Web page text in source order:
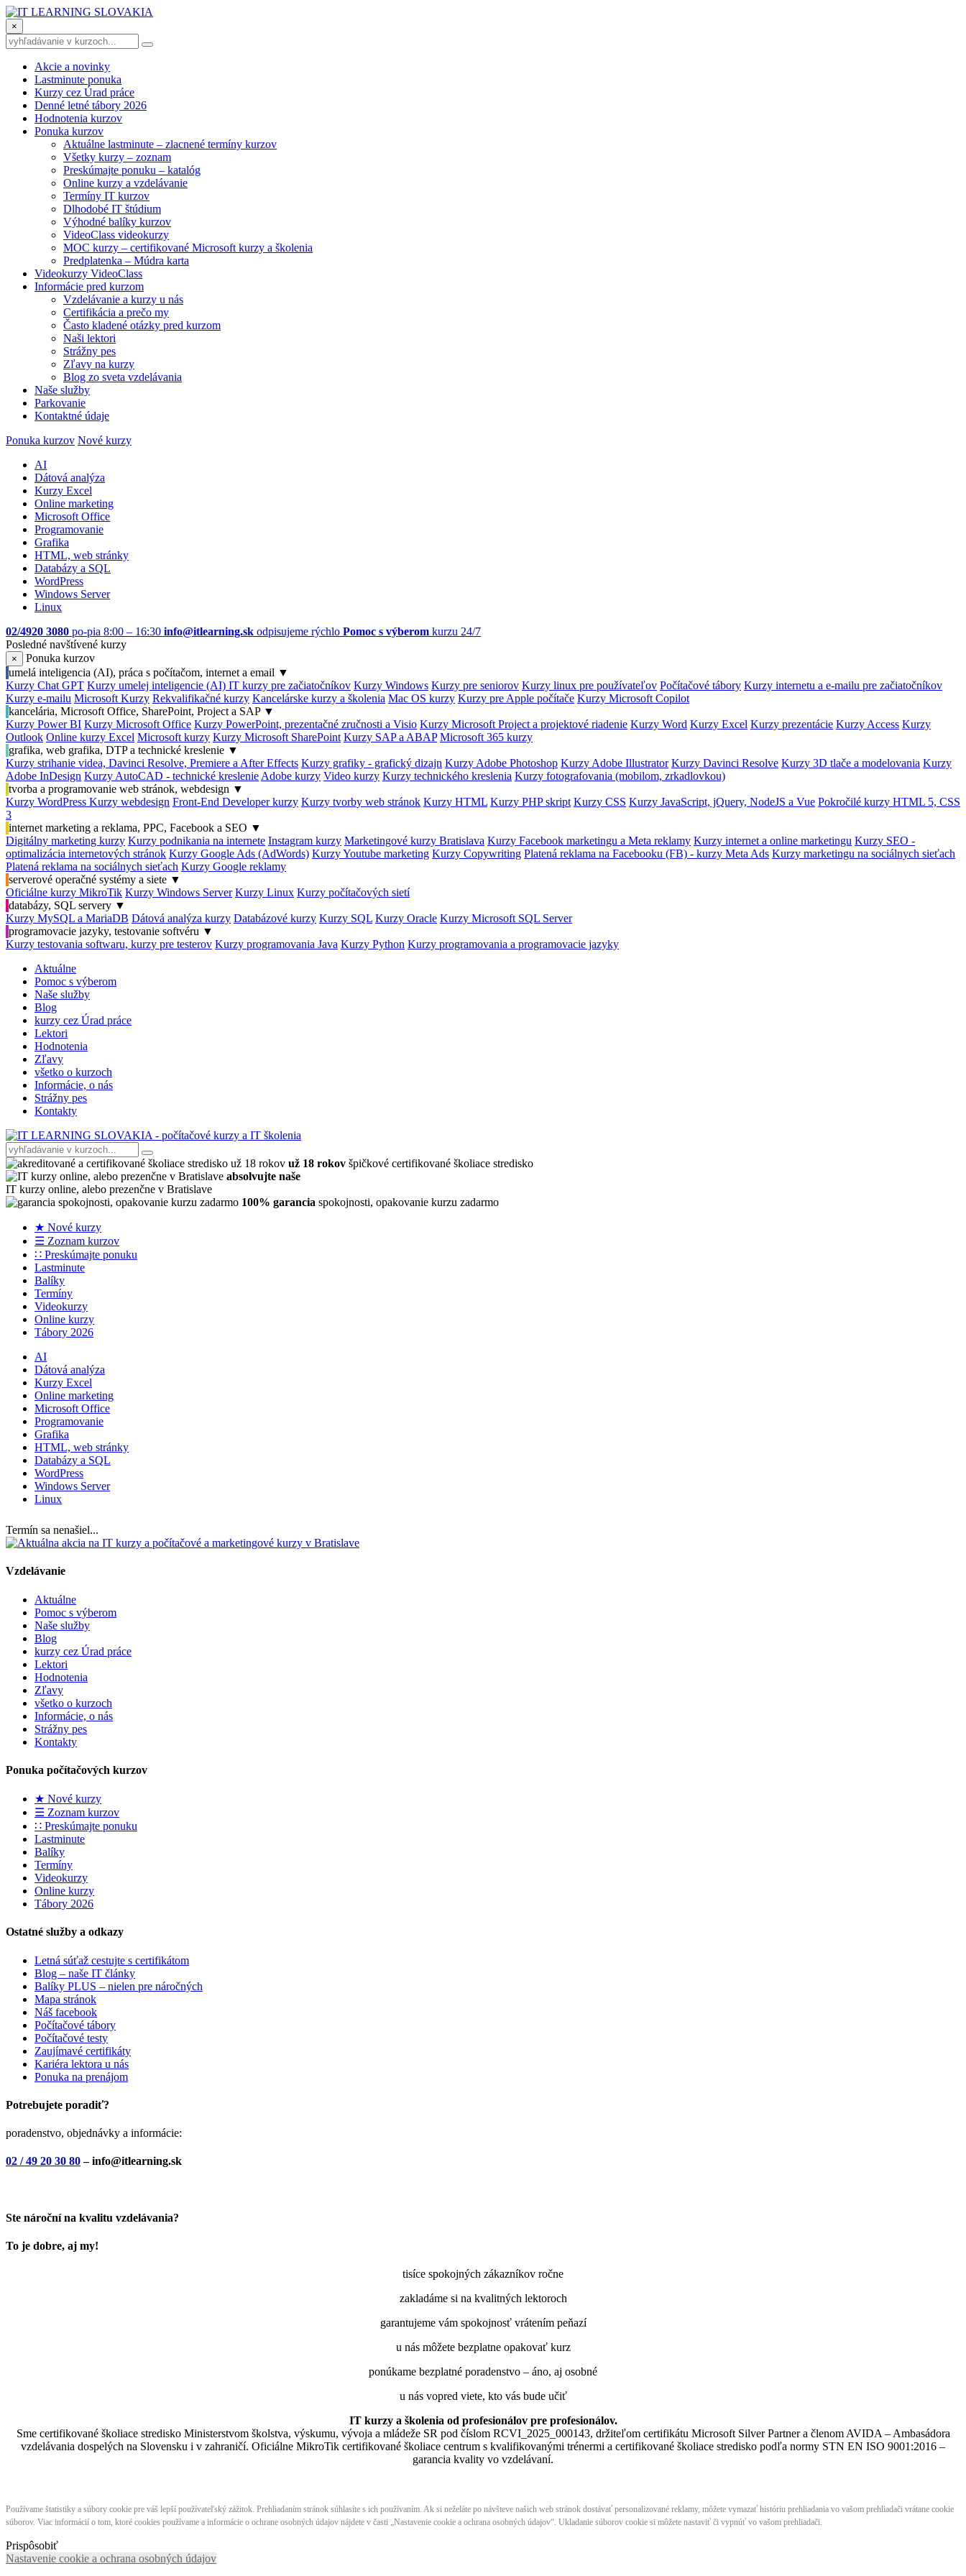
×
Akcie a novinky
Lastminute ponuka
Kurzy cez Úrad práce
Denné letné tábory 2026
Hodnotenia kurzov
Ponuka kurzov
Aktuálne lastminute – zlacnené termíny kurzov
Všetky kurzy – zoznam
Preskúmajte ponuku – katalóg
Online kurzy a vzdelávanie
Termíny IT kurzov
Dlhodobé IT štúdium
Výhodné balíky kurzov
VideoClass videokurzy
MOC kurzy – certifikované Microsoft kurzy a školenia
Predplatenka – Múdra karta
Videokurzy VideoClass
Informácie pred kurzom
Vzdelávanie a kurzy u nás
Certifikácia a prečo my
Často kladené otázky pred kurzom
Naši lektori
Strážny pes
Zľavy na kurzy
Blog zo sveta vzdelávania
Naše služby
Parkovanie
Kontaktné údaje
Ponuka kurzov Nové kurzy
AI
Dátová analýza
Kurzy Excel
Online marketing
Microsoft Office
Programovanie
Grafika
HTML, web stránky
Databázy a SQL
WordPress
Windows Server
Linux
02/4920 3080 po-pia 8:00 – 16:30 info@itlearning.sk odpisujeme rýchlo Pomoc s výberom kurzu 24/7
Posledné navštívené kurzy
×
Ponuka kurzov
umelá inteligencia (AI), práca s počítačom, internet a email ▼
Kurzy Chat GPT Kurzy umelej inteligencie (AI) IT kurzy pre začiatočníkov Kurzy Windows Kurzy pre seniorov Kurzy linux pre používateľov Počítačové tábory Kurzy internetu a e-mailu pre začiatočníkov
Kurzy e-mailu Microsoft Kurzy Rekvalifikačné kurzy Kancelárske kurzy a školenia Mac OS kurzy Kurzy pre Apple počítače Kurzy Microsoft Copilot
kancelária, Microsoft Office, SharePoint, Project a SAP ▼
Kurzy Power BI Kurzy Microsoft Office Kurzy PowerPoint, prezentačné zručnosti a Visio Kurzy Microsoft Project a projektové riadenie Kurzy Word Kurzy Excel Kurzy prezentácie Kurzy Access Kurzy
Outlook Online kurzy Excel Microsoft kurzy Kurzy Microsoft SharePoint Kurzy SAP a ABAP Microsoft 365 kurzy
grafika, web grafika, DTP a technické kreslenie ▼
Kurzy strihanie videa, Davinci Resolve, Premiere a After Effects Kurzy grafiky - grafický dizajn Kurzy Adobe Photoshop Kurzy Adobe Illustrator Kurzy Davinci Resolve Kurzy 3D tlače a modelovania Kurzy
Adobe InDesign Kurzy AutoCAD - technické kreslenie Adobe kurzy Video kurzy Kurzy technického kreslenia Kurzy fotografovania (mobilom, zrkadlovkou)
tvorba a programovanie web stránok, webdesign ▼
Kurzy WordPress Kurzy webdesign Front-End Developer kurzy Kurzy tvorby web stránok Kurzy HTML Kurzy PHP skript Kurzy CSS Kurzy JavaScript, jQuery, NodeJS a Vue Pokročilé kurzy HTML 5, CSS
3
internet marketing a reklama, PPC, Facebook a SEO ▼
Digitálny marketing kurzy Kurzy podnikania na internete Instagram kurzy Marketingové kurzy Bratislava Kurzy Facebook marketingu a Meta reklamy Kurzy internet a online marketingu Kurzy SEO -
optimalizácia internetových stránok Kurzy Google Ads (AdWords) Kurzy Youtube marketing Kurzy Copywriting Platená reklama na Facebooku (FB) - kurzy Meta Ads Kurzy marketingu na sociálnych sieťach
Platená reklama na sociálnych sieťach Kurzy Google reklamy
serverové operačné systémy a siete ▼
Oficiálne kurzy MikroTik Kurzy Windows Server Kurzy Linux Kurzy počítačových sietí
databázy, SQL servery ▼
Kurzy MySQL a MariaDB Dátová analýza kurzy Databázové kurzy Kurzy SQL Kurzy Oracle Kurzy Microsoft SQL Server
programovacie jazyky, testovanie softvéru ▼
Kurzy testovania softwaru, kurzy pre testerov Kurzy programovania Java Kurzy Python Kurzy programovania a programovacie jazyky
Aktuálne
Pomoc s výberom
Naše služby
Blog
kurzy cez Úrad práce
Lektori
Hodnotenia
Zľavy
všetko o kurzoch
Informácie, o nás
Strážny pes
Kontakty
už 18 rokov špičkové certifikované školiace stredisko
absolvujte naše
IT kurzy online, alebo prezenčne v Bratislave
100% garancia spokojnosti, opakovanie kurzu zadarmo
★ Nové kurzy
☰ Zoznam kurzov
∷ Preskúmajte ponuku
Lastminute
Balíky
Termíny
Videokurzy
Online kurzy
Tábory 2026
AI
Dátová analýza
Kurzy Excel
Online marketing
Microsoft Office
Programovanie
Grafika
HTML, web stránky
Databázy a SQL
WordPress
Windows Server
Linux
Termín sa nenašiel...
Vzdelávanie
Aktuálne
Pomoc s výberom
Naše služby
Blog
kurzy cez Úrad práce
Lektori
Hodnotenia
Zľavy
všetko o kurzoch
Informácie, o nás
Strážny pes
Kontakty
Ponuka počítačových kurzov
★ Nové kurzy
☰ Zoznam kurzov
∷ Preskúmajte ponuku
Lastminute
Balíky
Termíny
Videokurzy
Online kurzy
Tábory 2026
Ostatné služby a odkazy
Letná súťaž cestujte s certifikátom
Blog – naše IT články
Balíky PLUS – nielen pre náročných
Mapa stránok
Náš facebook
Počítačové tábory
Počítačové testy
Zaujímavé certifikáty
Kariéra lektora u nás
Ponuka na prenájom
Potrebujete poradiť?
poradenstvo, objednávky a informácie:
02 / 49 20 30 80– info@itlearning.sk
Ste nároční na kvalitu vzdelávania?
To je dobre, aj my!
tisíce spokojných zákazníkov ročne
zakladáme si na kvalitných lektoroch
garantujeme vám spokojnosť vrátením peňazí
u nás môžete bezplatne opakovať kurz
ponúkame bezplatné poradenstvo – áno, aj osobné
u nás vopred viete, kto vás bude učiť
IT kurzy a školenia od profesionálov pre profesionálov.
Sme certifikované školiace stredisko Ministerstvom školstva, výskumu, vývoja a mládeže SR pod číslom RCVI_2025_000143, držiteľom certifikátu Microsoft Silver Partner a členom AVIDA – Ambasádora
vzdelávania dospelých na Slovensku i v zahraničí.​​​​​​​​​​​​​​​​ Oficiálne MikroTik certifikované školiace centrum s kvalifikovanými trénermi ​​​​​​​​​​a certifikované školiace stredisko podľa normy STN EN ISO 9001:2016 –
garancia kvality vo vzdelávaní.
Používame štatistiky a súbory cookie pre váš lepší používateľský zážitok. Prehliadaním stránok súhlasíte s ich používaním. Ak si neželáte po návšteve našich web stránok dostávať personalizované reklamy, môžete vymazať históriu prehliadania vo vašom prehliadači vrátane cookie
súborov. Viac informácií o tom, ktoré cookies používame a informácie o ochrane osobných údajov nájdete v časti „Nastavenie cookie a ochrana osobných údajov“. Ukladanie súborov cookie si môžete nastaviť či vypnúť vo vašom prehliadači.
Prispôsobiť
Nastavenie cookie a ochrana osobných údajov